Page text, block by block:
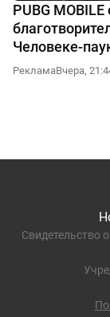
PUBG
Человеке-
РекламаВчера,
Свидетельство